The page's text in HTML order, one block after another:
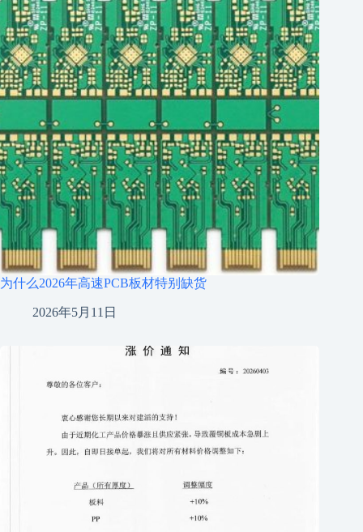
为什么2026年高速PCB板材特别缺货
2026年5月11日